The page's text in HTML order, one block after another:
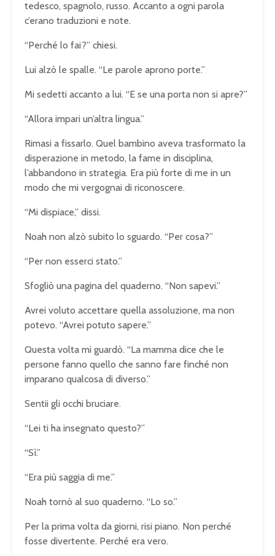
tedesco, spagnolo, russo. Accanto a ogni parola
c’erano traduzioni e note.
“Perché lo fai?” chiesi.
Lui alzò le spalle. “Le parole aprono porte.”
Mi sedetti accanto a lui. “E se una porta non si apre?”
“Allora impari un’altra lingua.”
Rimasi a fissarlo. Quel bambino aveva trasformato la
disperazione in metodo, la fame in disciplina,
l’abbandono in strategia. Era più forte di me in un
modo che mi vergognai di riconoscere.
“Mi dispiace,” dissi.
Noah non alzò subito lo sguardo. “Per cosa?”
“Per non esserci stato.”
Sfogliò una pagina del quaderno. “Non sapevi.”
Avrei voluto accettare quella assoluzione, ma non
potevo. “Avrei potuto sapere.”
Questa volta mi guardò. “La mamma dice che le
persone fanno quello che sanno fare finché non
imparano qualcosa di diverso.”
Sentii gli occhi bruciare.
“Lei ti ha insegnato questo?”
“Sì.”
“Era più saggia di me.”
Noah tornò al suo quaderno. “Lo so.”
Per la prima volta da giorni, risi piano. Non perché
fosse divertente. Perché era vero.